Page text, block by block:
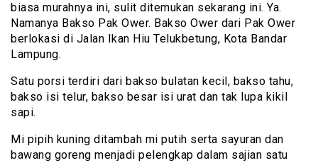
biasa murahnya ini, sulit ditemukan sekarang ini. Ya.
Namanya Bakso Pak Ower. Bakso Ower dari Pak Ower
berlokasi di Jalan Ikan Hiu Telukbetung, Kota Bandar
Lampung.
Satu porsi terdiri dari bakso bulatan kecil, bakso tahu,
bakso isi telur, bakso besar isi urat dan tak lupa kikil
sapi.
Mi pipih kuning ditambah mi putih serta sayuran dan
bawang goreng menjadi pelengkap dalam sajian satu